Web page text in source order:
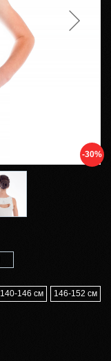
-30%
140-146 см 146-152 см